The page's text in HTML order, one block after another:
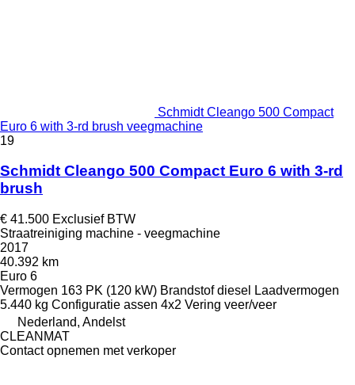
Schmidt Cleango 500 Compact
Euro 6 with 3-rd brush veegmachine
19
Schmidt Cleango 500 Compact Euro 6 with 3-rd
brush
€ 41.500 Exclusief BTW
Straatreiniging machine - veegmachine
2017
40.392 km
Euro 6
Vermogen 163 PK (120 kW) Brandstof diesel
Laadvermogen
5.440 kg Configuratie assen 4x2 Vering veer/veer
Nederland, Andelst
CLEANMAT
Contact opnemen met verkoper